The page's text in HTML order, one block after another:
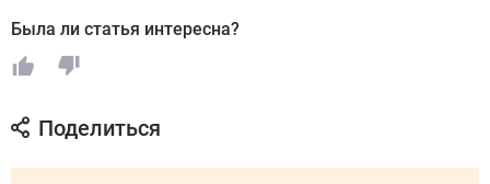
Была ли статья интересна?
Поделиться